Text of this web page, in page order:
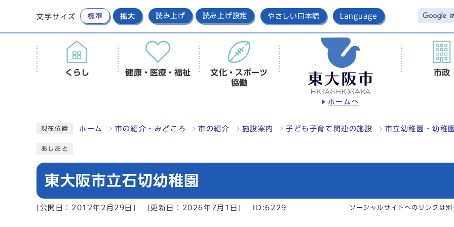
文字サイズ 標準 拡大 読み上げ 読み上げ設定 やさしい日本語 Language
ホームへ
くらし 健康・医療・福祉
文化・スポーツ
協働
市政
現在位置 ホーム 市の紹介・みどころ 市の紹介 施設案内 子ども子育て関連の施設 市立幼稚園・幼稚
あしあと
東大阪市立石切幼稚園
[公開日：2012年2月29日] [更新日：2026年7月1日] ID:6229 ソーシャルサイトへのリンクは